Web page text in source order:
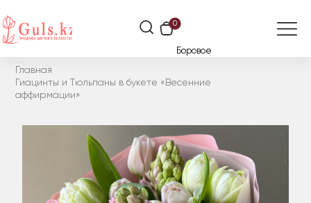
0
Боровое
Главная
Гиацинты и Тюльпаны в букете «Весенние
аффирмации»